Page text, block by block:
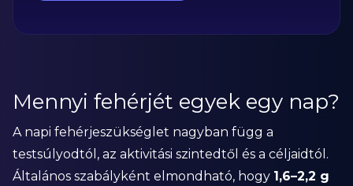
Mennyi fehérjét egyek egy nap?
A napi fehérjeszükséglet nagyban függ a
testsúlyodtól, az aktivitási szintedtől és a céljaidtól.
Általános szabályként elmondható, hogy 1,6–2,2 g